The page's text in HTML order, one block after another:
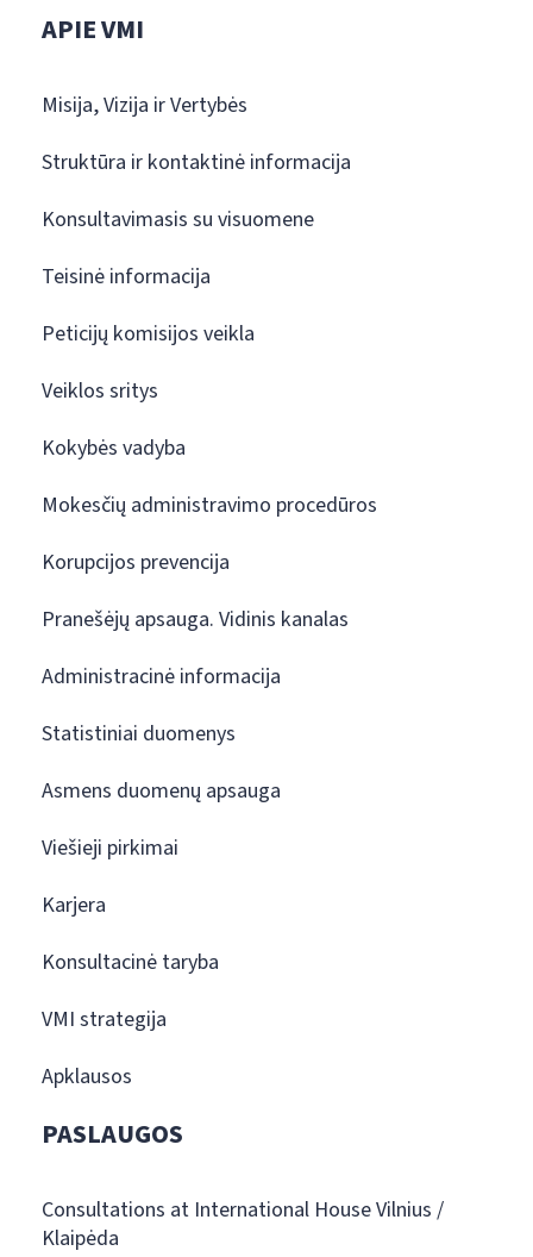
APIE VMI
Misija, Vizija ir Vertybės
Struktūra ir kontaktinė informacija
Konsultavimasis su visuomene
Teisinė informacija
Peticijų komisijos veikla
Veiklos sritys
Kokybės vadyba
Mokesčių administravimo procedūros
Korupcijos prevencija
Pranešėjų apsauga. Vidinis kanalas
Administracinė informacija
Statistiniai duomenys
Asmens duomenų apsauga
Viešieji pirkimai
Karjera
Konsultacinė taryba
VMI strategija
Apklausos
PASLAUGOS
Consultations at International House Vilnius /
Klaipėda